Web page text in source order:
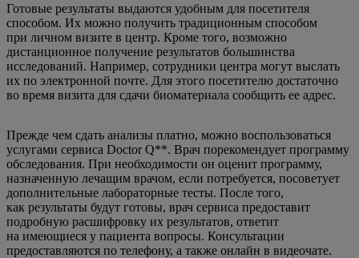
Готовые результаты выдаются удобным для посетителя
способом. Их можно получить традиционным способом
при личном визите в центр. Кроме того, возможно
дистанционное получение результатов большинства
исследований. Например, сотрудники центра могут выслать
их по электронной почте. Для этого посетителю достаточно
во время визита для сдачи биоматериала сообщить ее адрес.
Прежде чем сдать анализы платно, можно воспользоваться
услугами сервиса Doctor Q**. Врач порекомендует программу
обследования. При необходимости он оценит программу,
назначенную лечащим врачом, если потребуется, посоветует
дополнительные лабораторные тесты. После того,
как результаты будут готовы, врач сервиса предоставит
подробную расшифровку их результатов, ответит
на имеющиеся у пациента вопросы. Консультации
предоставляются по телефону, а также онлайн в видеочате.